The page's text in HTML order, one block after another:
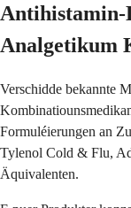
Antihistamin-
Analgetikum
Verschidde bekannte
Formuléierungen an
Tylenol Cold & Flu,
Äquivalenten.